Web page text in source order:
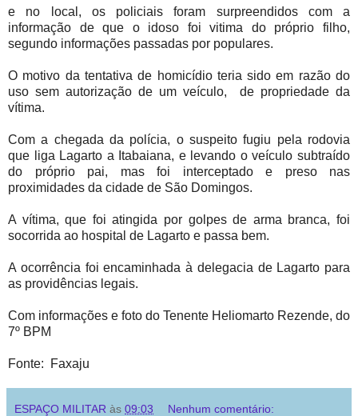
e no local, os policiais foram surpreendidos com a
informação de que o idoso foi vitima do próprio filho,
segundo informações passadas por populares.
O motivo da tentativa de homicídio teria sido em razão do
uso sem autorização de um veículo, de propriedade da
vítima.
Com a chegada da polícia, o suspeito fugiu pela rodovia
que liga Lagarto a Itabaiana, e levando o veículo subtraído
do próprio pai, mas foi interceptado e preso nas
proximidades da cidade de São Domingos.
A vítima, que foi atingida por golpes de arma branca, foi
socorrida ao hospital de Lagarto e passa bem.
A ocorrência foi encaminhada à delegacia de Lagarto para
as providências legais.
Com informações e foto do Tenente Heliomarto Rezende, do
7º BPM
Fonte: Faxaju
ESPAÇO MILITAR às 09:03 Nenhum comentário: